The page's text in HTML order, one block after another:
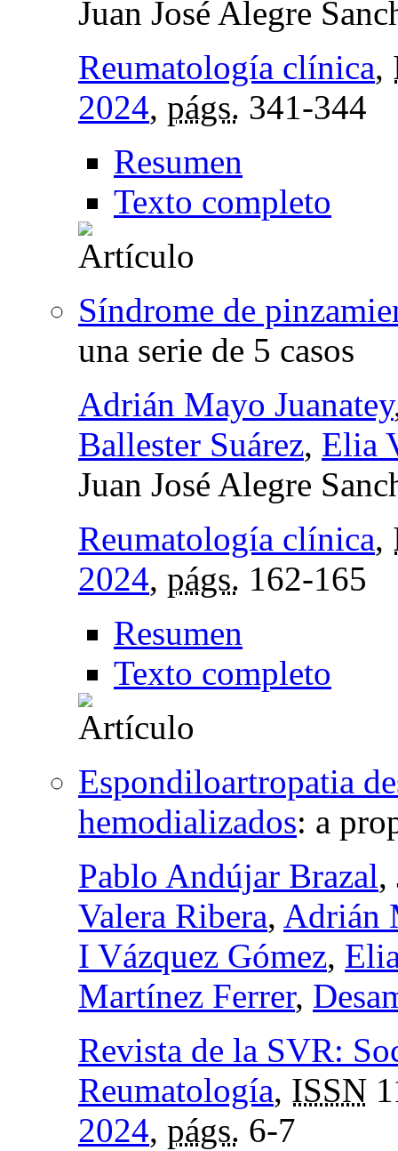
Juan José Alegre
Reumatología clínica,
2024, págs. 341-344
Resumen
Texto completo
Síndrome de
una serie de 5 casos
Adrián Mayo Juanatey
Ballester Suárez, Elia
Juan José Alegre
Reumatología clínica,
2024, págs. 162-165
Resumen
Texto completo
Espondiloartropatia
hemodializados: a
Pablo Andújar Brazal,
Valera Ribera, Adrián
I Vázquez Gómez,
Martínez Ferrer,
Revista de la SVR:
Reumatología, ISSN
2024, págs. 6-7